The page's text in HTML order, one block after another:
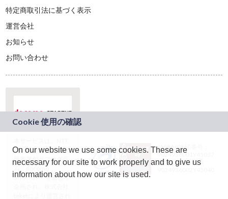
特定商取引法に基づく表示
運営会社
お知らせ
お問い合わせ
ドコモグループの新
規事業創出プログラ
ム「docomo
STARTUP」を通じて
JASRAC許諾番号：
9024936001Y45037
JASRAC許諾番号：
On our website we use some cookies. These are
necessary for our site to work properly and to give us
information about how our site is used.